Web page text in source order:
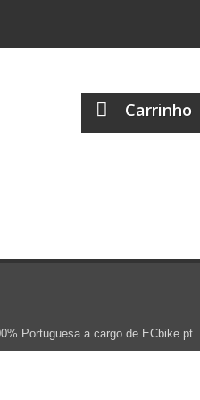
Carrinho
Portuguesa a cargo de ECbike.pt .